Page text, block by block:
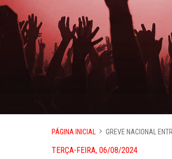
PÁGINA INICIAL GREVE NACIONAL
TERÇA-FEIRA, 06/08/2024